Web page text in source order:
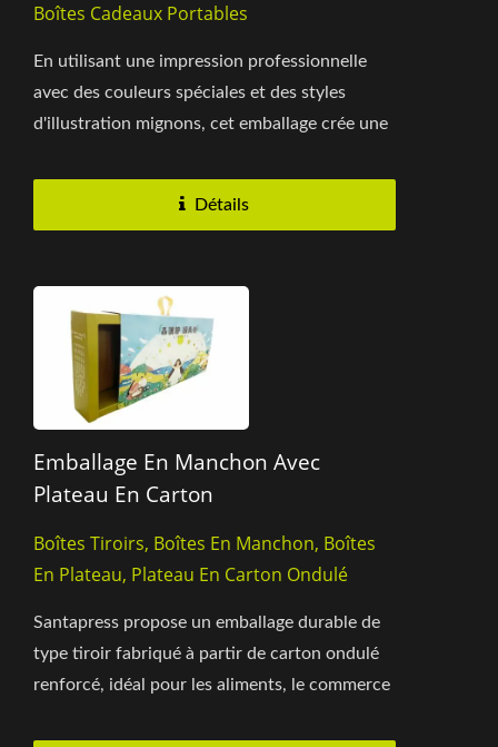
Boîtes Cadeaux Portables
En utilisant une impression professionnelle
avec des couleurs spéciales et des styles
d'illustration mignons, cet emballage crée une
Détails
Emballage En Manchon Avec
Plateau En Carton
Boîtes Tiroirs, Boîtes En Manchon, Boîtes
En Plateau, Plateau En Carton Ondulé
Santapress propose un emballage durable de
type tiroir fabriqué à partir de carton ondulé
renforcé, idéal pour les aliments, le commerce